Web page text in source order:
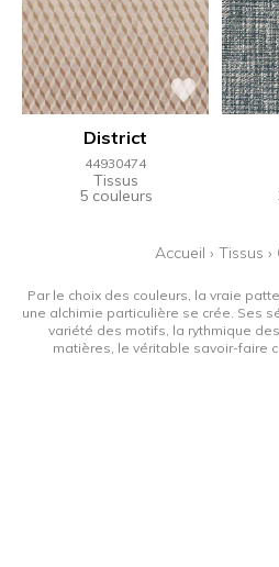
District
44930474
Tissus
5 couleurs
Accueil › Tissus ›
Par le choix des couleurs, la vraie
une alchimie particulière se crée. Ses
variété des motifs, la rythmique
matières, le véritable savoir-faire